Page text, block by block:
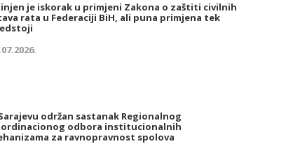
je iskorak u primjeni Zakona o zaštiti civilnih
rata u Federaciji BiH, ali puna primjena tek
održan sastanak Regionalnog
odbora institucionalnih
za ravnopravnost spolova